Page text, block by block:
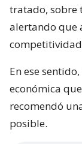
tratado, sobre
alertando que
En ese
económica
recomendó
posible.